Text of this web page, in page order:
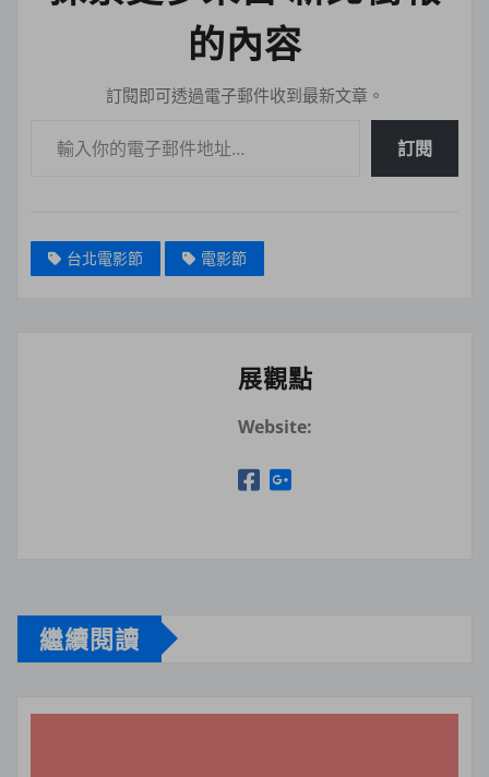
的內容
訂閱即可透過電子郵件收到最新文章。
訂閱
台北電影節 電影節
展觀點
Website:
繼續閱讀